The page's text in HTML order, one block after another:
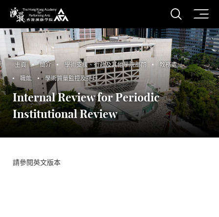
香港演藝學院
打開
主頁 簡介 學術支援、行政及其他學院部門
教務處
職能
學術質量監控及提升
Internal Review for Periodic
Institutional Review
請參閱英文版本